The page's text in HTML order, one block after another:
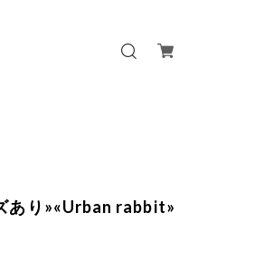
あり»«Urban rabbit»